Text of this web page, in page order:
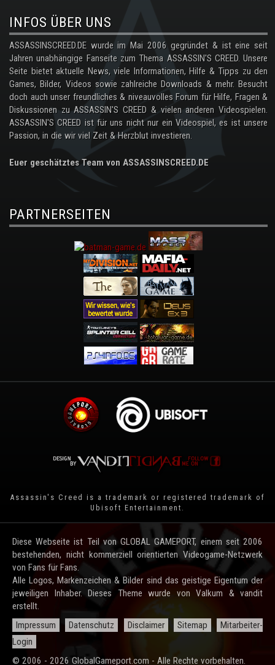
INFOS ÜBER UNS
ASSASSINSCREED.DE wurde im Mai 2006 gegründet & ist eine seit
Jahren unabhängige Fanseite zum Thema ASSASSIN'S CREED. Unsere
Seite bietet aktuelle News, viele Informationen, Hilfe & Tipps zu den
Games, Bilder, Videos sowie zahlreiche Downloads & mehr. Besucht
doch auch unser freundliches & niveauvolles Forum für Hilfe, Fragen &
Diskussionen zu ASSASSIN'S CREED & vielen anderen Videospielen.
ASSASSIN'S CREED ist für uns nicht nur ein Videospiel, es ist unsere
Passion, in die wir viel Zeit & Herzblut investieren.
Euer geschätztes Team von ASSASSINSCREED.DE
PARTNERSEITEN
Assassin's Creed is a trademark or registered trademark of
Ubisoft Entertainment
Diese Webseite ist Teil von GLOBAL GAMEPORT, einem seit 2006
bestehenden, nicht kommerziell orientierten Videogame-Netzwerk
von Fans für Fans.
Alle Logos, Markenzeichen & Bilder sind das geistige Eigentum der
jeweiligen Inhaber. Dieses Theme wurde von Valkum & vandit
erstellt.
Impressum
Datenschutz Disclaimer Sitemap
Mitarbeiter-
Login
© 2006 - 2026 GlobalGameport.com - Alle Rechte vorbehalten.